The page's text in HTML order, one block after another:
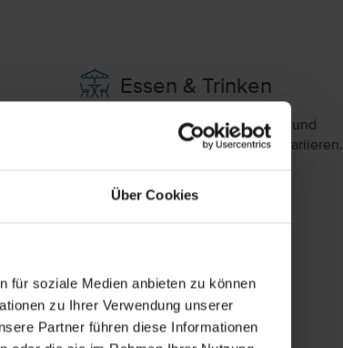
Über Cookies
für soziale Medien anbieten zu können
zu Ihrer Verwendung unserer
Partner führen diese Informationen
Essen & Trinken
Das Angebot an Restaurants, Bars und
Verpflegungsarten kann saisonal variieren.
Restaurant
Bar
Frühstück, Abendessen
Frühstück